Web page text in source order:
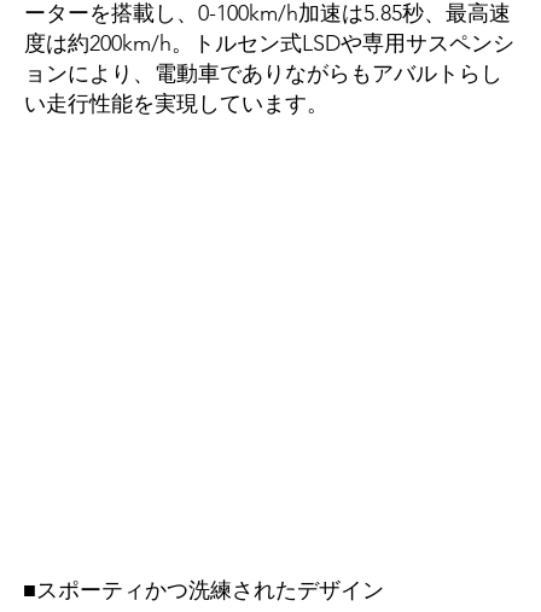
ーターを搭載し、0-100km/h加速は5.85秒、最高速
度は約200km/h。トルセン式LSDや専用サスペンシ
ョンにより、電動車でありながらもアバルトらし
い走行性能を実現しています。
■スポーティかつ洗練されたデザイン